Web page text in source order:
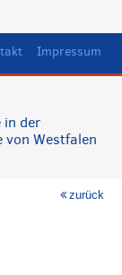
Impressum
in der
von Westfalen
zurück